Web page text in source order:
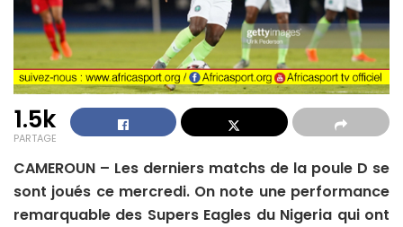
1.5k
PARTAGE
CAMEROUN – Les derniers matchs de la poule D se
sont joués ce mercredi. On note une performance
remarquable des Supers Eagles du Nigeria qui ont